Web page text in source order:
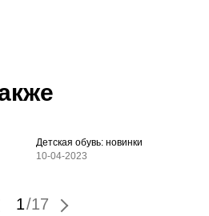
Детская обувь: новинки
10-04-2023
1/17